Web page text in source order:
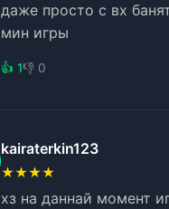
даже просто с вх
мин игры
👍 1👎 0
kairaterkin123
★★★★
хз на даннай момент